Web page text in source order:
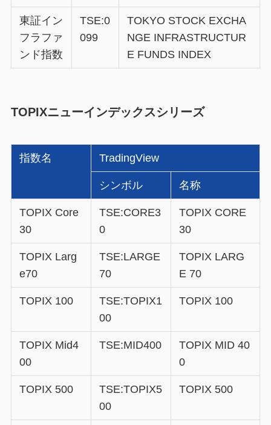
東証イン
フラファ
ンド指数
TSE:0
099
TOKYO STOCK EXCHA
NGE INFRASTRUCTUR
E FUNDS INDEX
TOPIXニューインデックスシリーズ
指数名 TradingView
シンボル 名称
TOPIX Core
30
TSE:CORE3
0
TOPIX CORE
30
TOPIX Larg
e70
TSE:LARGE
70
TOPIX LARG
E 70
TOPIX 100
TSE:TOPIX1
00
TOPIX 100
TOPIX Mid4
00
TSE:MID400
TOPIX MID 40
0
TOPIX 500
TSE:TOPIX5
00
TOPIX 500